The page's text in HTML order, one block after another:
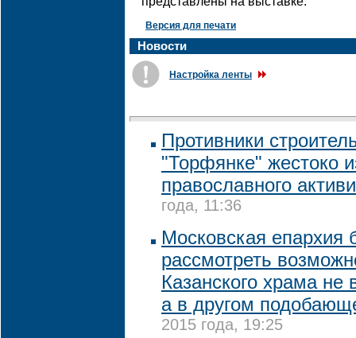
Версия для печати
Новости
Настройка ленты
Противники
"Торфянке" жестоко
православного
года, 11:36
Московская епархия
рассмотреть
Казанского храма
а в другом
2015 года, 19:25